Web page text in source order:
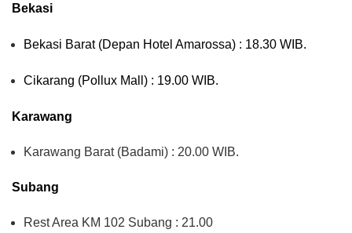
Bekasi
Bekasi Barat (Depan Hotel Amarossa) : 18.30 WIB.
Cikarang (Pollux Mall) : 19.00 WIB.
Karawang
Karawang Barat (Badami) : 20.00 WIB.
Subang
Rest Area KM 102 Subang : 21.00